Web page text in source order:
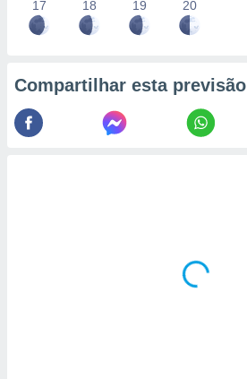
17 18 19 20
Compartilhar esta previsão